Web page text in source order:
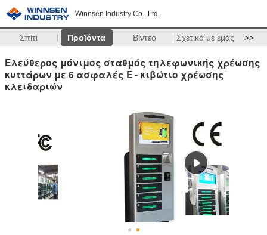
Winnsen Industry Co., Ltd.
Σπίτι Προϊόντα Βίντεο Σχετικά με εμάς >>
Ελεύθερος μόνιμος σταθμός τηλεφωνικής χρέωσης
κυττάρων με 6 ασφαλές Ε - κιβώτιο χρέωσης
κλειδαριών